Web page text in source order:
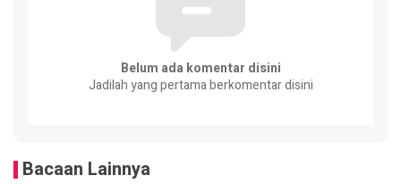
Belum ada komentar disini
Jadilah yang pertama berkomentar disini
Bacaan Lainnya